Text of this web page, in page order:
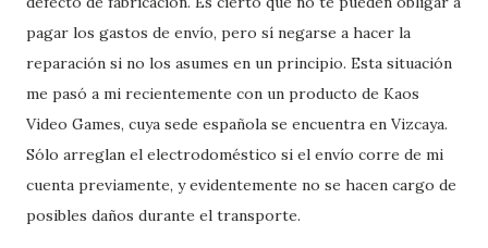
pagar los gastos de envío, pero sí negarse a hacer la
reparación si no los asumes en un principio. Esta situación
me pasó a mi recientemente con un producto de Kaos
Video Games, cuya sede española se encuentra en Vizcaya.
Sólo arreglan el electrodoméstico si el envío corre de mi
cuenta previamente, y evidentemente no se hacen cargo de
posibles daños durante el transporte.